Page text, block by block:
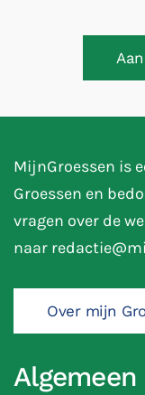
MijnGroessen is
Groessen en
vragen over de
naar
Over mijn
Algemeen